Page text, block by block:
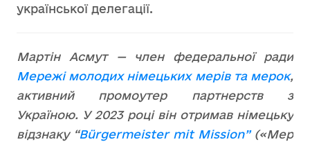
української делегації.
Мартін Асмут — член федеральної ради
Мережі молодих німецьких мерів та мерок,
активний промоутер партнерств з
Україною. У 2023 році він отримав німецьку
відзнаку “Bürgermeister mit Mission”(«Мер